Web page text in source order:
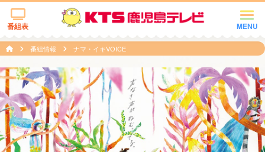
MENU
番組表
番組情報 ナマ・イキVOICE